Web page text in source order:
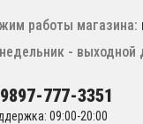
работы магазина:
- выходной
777-3351
09:00-20:00